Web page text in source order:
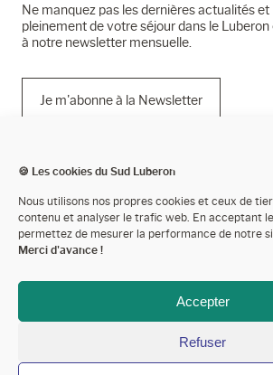
🍪 Les cookies du Sud Luberon
Nous utilisons nos propres cookies et ceux de
contenu et analyser le trafic web. En acceptant
permettez de mesurer la performance de notre
Merci d'avance !
Accepter
Refuser
Ne manquez pas les dernières actualités
pleinement de votre séjour dans le
à notre newsletter mensuelle.
Je m'abonne à la Newsletter
Mentions légales
Politique de confidentialité
Espace pro’